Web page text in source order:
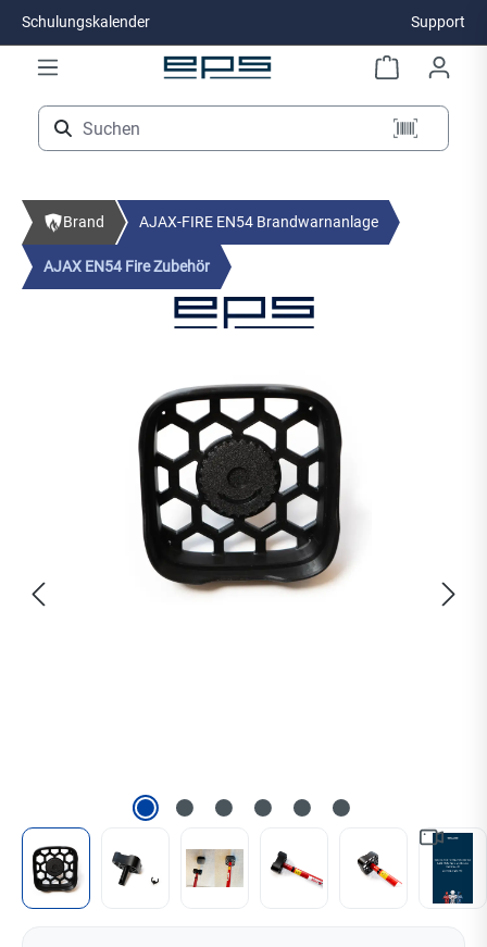
Zum Hauptinhalt springen
Schulungskalender Support
Brand AJAX-FIRE EN54 Brandwarnanlage
AJAX EN54 Fire Zubehör